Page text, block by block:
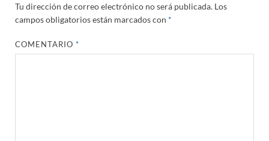
Tu dirección de correo electrónico no será publicada. Los
campos obligatorios están marcados con *
COMENTARIO*